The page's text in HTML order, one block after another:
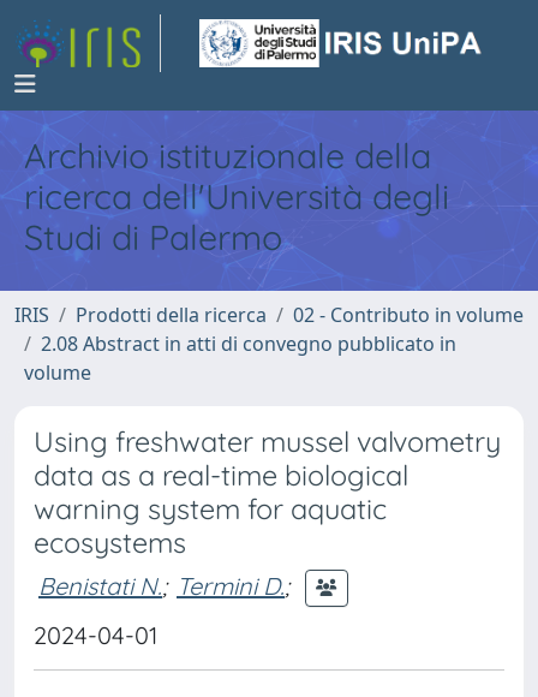
Archivio istituzionale della
ricerca dell'Università degli
Studi di Palermo
IRIS Prodotti della ricerca
02 - Contributo in volume
2.08 Abstract in atti di convegno pubblicato in
volume
Using freshwater mussel valvometry
data as a real-time biological
warning system for aquatic
ecosystems
Benistati N.; Termini D.;
2024-04-01